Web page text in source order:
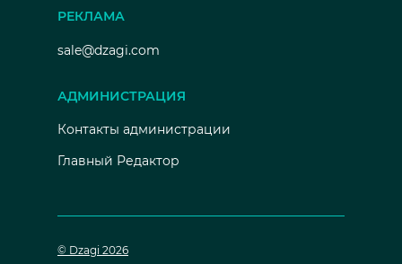
РЕКЛАМА
sale@dzagi.com
АДМИНИСТРАЦИЯ
Контакты администрации
Главный Редактор
© Dzagi 2026